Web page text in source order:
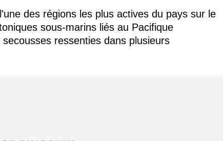
des régions les plus actives du pays sur le
sous-marins liés au Pacifique
ressenties dans plusieurs